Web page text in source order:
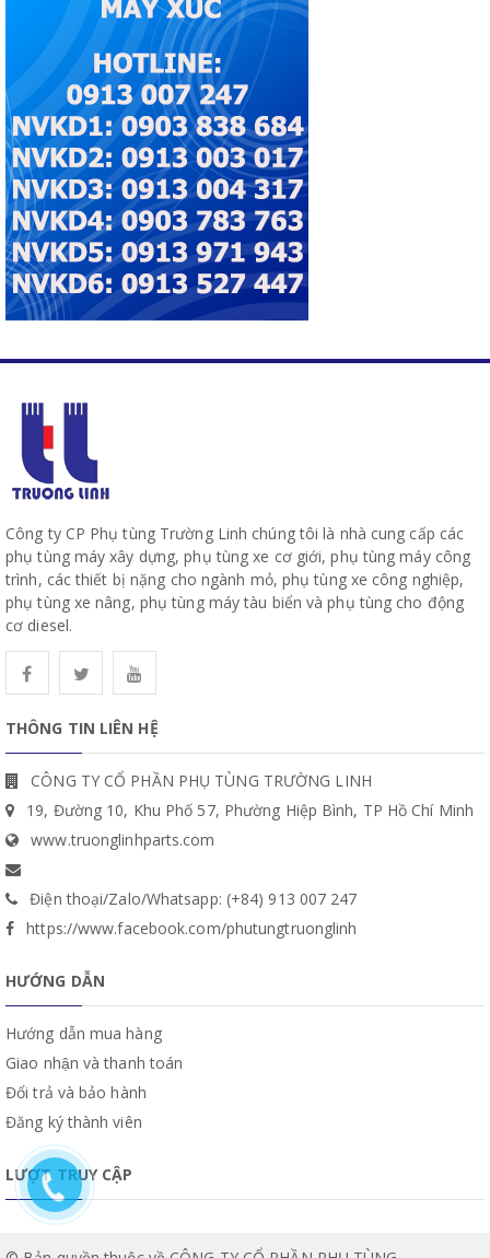
Công ty CP Phụ tùng Trường Linh chúng tôi là nhà cung cấp các
phụ tùng máy xây dựng, phụ tùng xe cơ giới, phụ tùng máy công
trình, các thiết bị nặng cho ngành mỏ, phụ tùng xe công nghiệp,
phụ tùng xe nâng, phụ tùng máy tàu biển và phụ tùng cho động
cơ diesel.
THÔNG TIN LIÊN HỆ
CÔNG TY CỔ PHẦN PHỤ TÙNG TRƯỜNG LINH
19, Đường 10, Khu Phố 57, Phường Hiệp Bình, TP Hồ Chí Minh
www.truonglinhparts.com
Điện thoại/Zalo/Whatsapp: (+84) 913 007 247
https://www.facebook.com/phutungtruonglinh
HƯỚNG DẪN
Hướng dẫn mua hàng
Giao nhận và thanh toán
Đổi trả và bảo hành
Đăng ký thành viên
LƯỢT TRUY CẬP